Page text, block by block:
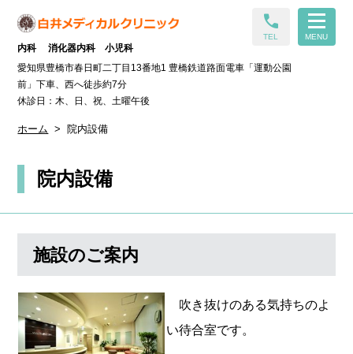
内科 消化器内科 小児科
call
TEL MENU
愛知県豊橋市春日町二丁目13番地1 豊橋鉄道路面電車「運動公園
前」下車、西へ徒歩約7分
休診日：木、日、祝、土曜午後
ホーム 院内設備
院内設備
施設のご案内
吹き抜けのある気持ちのよ
い待合室です。